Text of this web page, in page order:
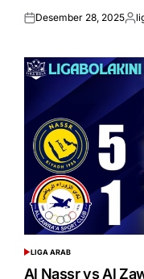
Posted
Desember 28, 2025
POSTED
IN
LIGA ARAB
Al Nassr vs Al